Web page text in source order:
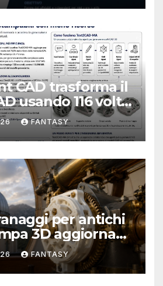
CAD trasforma il
usando 116 volte
FANTASY
per antichi
3D aggiorna
del 1930 della
Arkansas at
FANTASY